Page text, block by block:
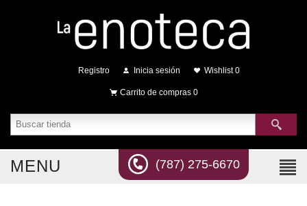
Registro Inicia sesión Wishlist 0
Carrito de compras 0
(787) 275-6670
MENU